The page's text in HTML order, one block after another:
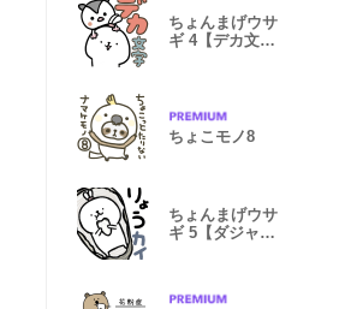
ちょんまげウサ
ギ 4【デカ文
ちょこモノ8
ちょんまげウサ
ギ 5【ダジャ